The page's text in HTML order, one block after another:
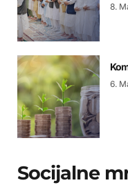
8.
6.
Socijalne